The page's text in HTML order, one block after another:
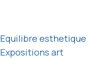
Equilibre esthetique
Expositions art